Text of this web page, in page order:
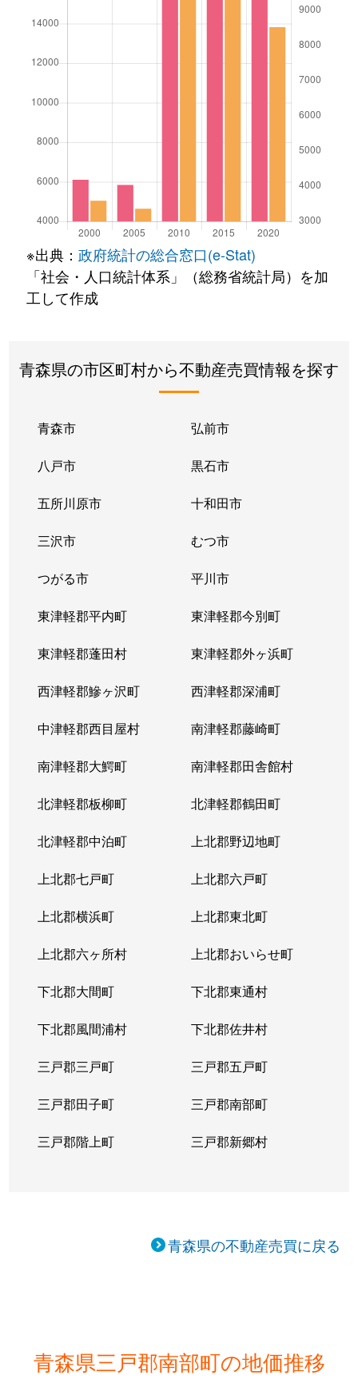
※出典： 政府統計の総合窓口(e-Stat)
「社会・人口統計体系」（総務省統計局）を加
工して作成
青森県の市区町村から不動産売買情報を探す
青森市 弘前市
八戸市 黒石市
五所川原市 十和田市
三沢市 むつ市
つがる市 平川市
東津軽郡平内町 東津軽郡今別町
東津軽郡蓬田村 東津軽郡外ヶ浜町
西津軽郡鰺ヶ沢町 西津軽郡深浦町
中津軽郡西目屋村 南津軽郡藤崎町
南津軽郡大鰐町 南津軽郡田舎館村
北津軽郡板柳町 北津軽郡鶴田町
北津軽郡中泊町 上北郡野辺地町
上北郡七戸町 上北郡六戸町
上北郡横浜町 上北郡東北町
上北郡六ヶ所村 上北郡おいらせ町
下北郡大間町 下北郡東通村
下北郡風間浦村 下北郡佐井村
三戸郡三戸町 三戸郡五戸町
三戸郡田子町 三戸郡南部町
三戸郡階上町 三戸郡新郷村
青森県の不動産売買に戻る
青森県三戸郡南部町の地価推移